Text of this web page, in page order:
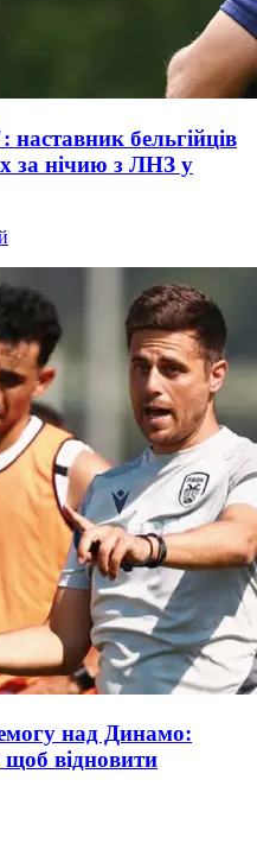
бельгійців
за нічию з ЛНЗ у
над Динамо:
відновити